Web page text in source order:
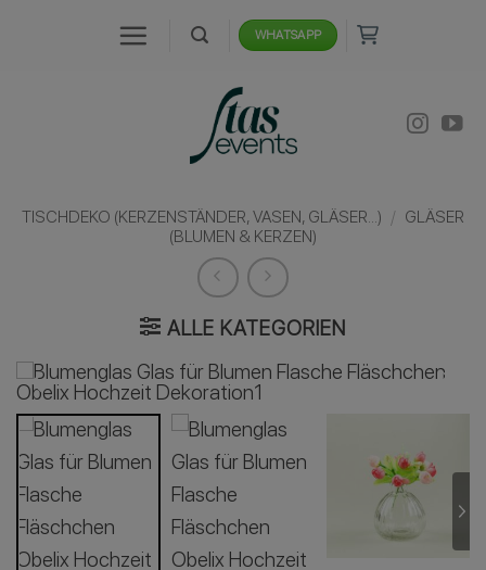
WHATSAPP
TISCHDEKO (KERZENSTÄNDER, VASEN, GLÄSER...) / GLÄSER
(BLUMEN & KERZEN)
ALLE KATEGORIEN